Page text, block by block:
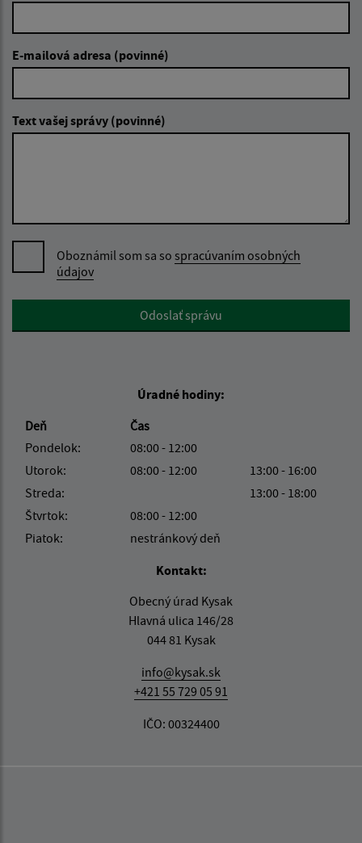
E-mailová adresa (povinné)
Text vašej správy (povinné)
Oboznámil som sa so spracúvaním osobných
údajov
Google reCaptcha ResponseOdoslať správu
Úradné hodiny:
Deň
Čas
Pondelok:
08:00 - 12:00
Utorok:
08:00 - 12:00
13:00 - 16:00
Streda:
13:00 - 18:00
Štvrtok:
08:00 - 12:00
Piatok:
nestránkový deň
Kontakt:
Obecný úrad Kysak
Hlavná ulica 146/28
044 81 Kysak
info@kysak.sk
+421 55 729 05 91
IČO: 00324400